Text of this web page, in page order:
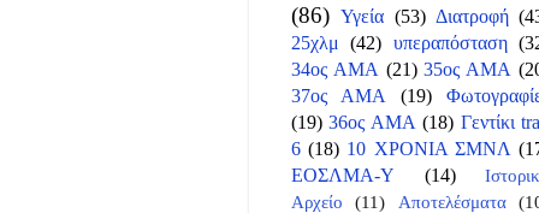
(86) Υγεία (53) Διατροφή
25χλμ (42) υπεραπόσταση
34ος ΑΜΑ (21) 35ος ΑΜΑ
37ος ΑΜΑ
(19)
(19) 36ος ΑΜΑ (18) Γεντίκι
6 (18) 10 ΧΡΟΝΙΑ ΣΜΝΛ
ΕΟΣΛΜΑ-Υ
(14)
Αρχείο
(11) Αποτελέσματα